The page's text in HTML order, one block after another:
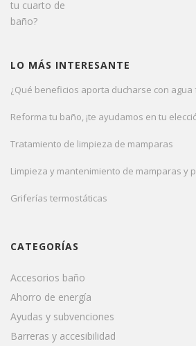
LO MÁS INTERESANTE
¿Qué beneficios aporta ducharse con agua
Reforma tu baño, ¡te ayudamos en tu
Tratamiento de limpieza de mamparas
Limpieza y mantenimiento de mamparas y
Griferías termostáticas
CATEGORÍAS
Accesorios baño
Ahorro de energía
Ayudas y subvenciones
Barreras y accesibilidad